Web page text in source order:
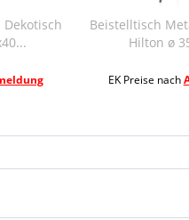
Beistelltisch Metall Dekotisch
Hilton ø 35 x H...
EK Preise nach Anmeldung